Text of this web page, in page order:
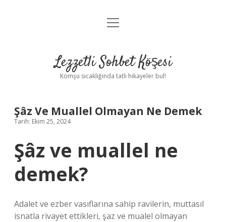
Anasayfa
Yasal Uyarı
menüyü
Lezzetli Sohbet Köşesi
Komşu sıcaklığında tatlı hikayeler bul!
Şâz Ve Muallel Olmayan Ne Demek
Tarih: Ekim 25, 2024
Şâz ve muallel ne
demek?
Adalet ve ezber vasıflarına sahip ravilerin, muttasıl
isnatla rivayet ettikleri, şaz ve mualel olmayan